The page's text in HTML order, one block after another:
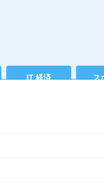
IT 経済 ス